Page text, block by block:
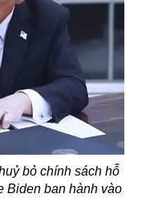
bỏ chính sách hỗ
Biden ban hành vào